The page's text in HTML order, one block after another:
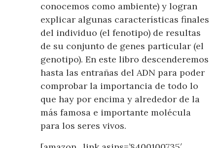
conocemos como ambiente) y logran
explicar algunas características finales
del individuo (el fenotipo) de resultas
de su conjunto de genes particular (el
genotipo). En este libro descenderemos
hasta las entrañas del ADN para poder
comprobar la importancia de todo lo
que hay por encima y alrededor de la
más famosa e importante molécula
para los seres vivos.